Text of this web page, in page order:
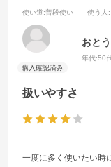
扱いやすさ
使い道:普段使い 使う人
おと
年代:50
一度に多く使いたい時